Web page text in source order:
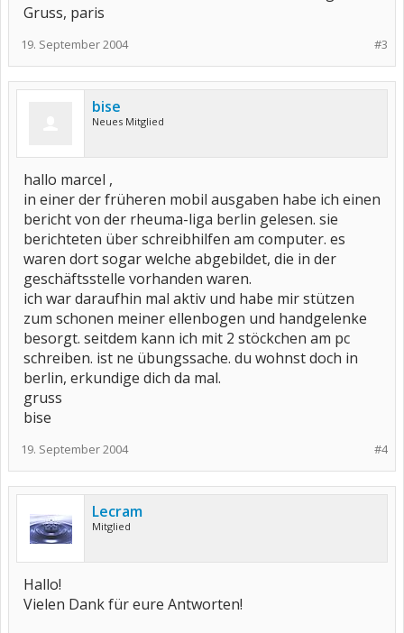
Gruss, paris
#3
19. September 2004
bise
Neues Mitglied
hallo marcel ,
in einer der früheren mobil ausgaben habe ich einen
bericht von der rheuma-liga berlin gelesen. sie
berichteten über schreibhilfen am computer. es
waren dort sogar welche abgebildet, die in der
geschäftsstelle vorhanden waren.
ich war daraufhin mal aktiv und habe mir stützen
zum schonen meiner ellenbogen und handgelenke
besorgt. seitdem kann ich mit 2 stöckchen am pc
schreiben. ist ne übungssache. du wohnst doch in
berlin, erkundige dich da mal.
gruss
bise
#4
19. September 2004
Lecram
Mitglied
Hallo!
Vielen Dank für eure Antworten!